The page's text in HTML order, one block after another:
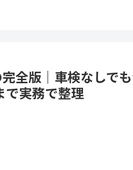
全版｜車検なしで
で実務で整理